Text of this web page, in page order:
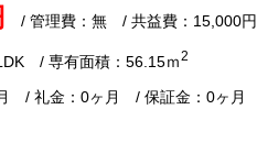
/ 管理費：無 / 共益費：15,000円
/ 専有面積：56.15ｍ2
/ 礼金：0ヶ月 / 保証金：0ヶ月